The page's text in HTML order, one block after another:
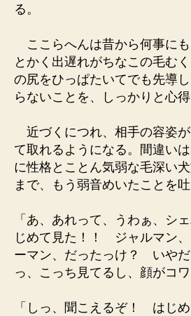
る。
ここらへんは昔から何事にも
とかく出遅れがちなこの毛む
の尻をひっぱたいてでも先導
らないことを、しっかりと心得
近づくにつれ、相手の容姿
て取れるようになる。間違い
に性格とことん気弱な毛深い
まで、もう弱音めいたことを吐
「あ、あれって、うわぁ、シ
じめて見た！！ ジャルマン
ーマン、だったっけ？ いや
っ、こっち見てるし、顔がコワ
「しっ、聞こえるぞ！ はじ